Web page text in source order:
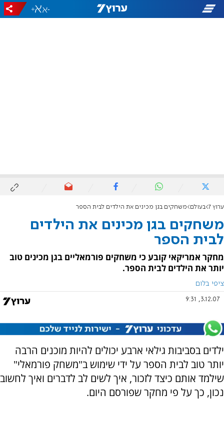
-
+
ערוץ 7 בעולם משחקים בגן מכינים את הילדים לבית הספר
משחקים בגן מכינים את הילדים
לבית הספר
מחקר אמריקאי קובע כי משחקים פורמאליים בגן מכינים טוב
יותר את הילדים לבית הספר.
ציפי בלום
3.12.07, 9:31
ילדים בסביבות גילאי ארבע יכולים להיות מוכנים הרבה
יותר טוב לבית הספר על ידי שימוש ב"משחק פורמאלי"
שילמד אותם כיצד לזכור, איך לשים לב לדברים ואיך לחשוב
נכון, כך על פי מחקר שפורסם היום.